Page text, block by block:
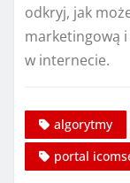
odkryj, jak
marketingową
w internecie.
algorytmy
portal